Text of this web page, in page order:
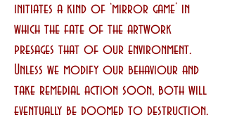
initiates a kind of ‘mirror game’ in
which the fate of the artwork
presages that of our environment.
Unless we modify our behaviour and
take remedial action soon, both will
eventually be doomed to destruction.